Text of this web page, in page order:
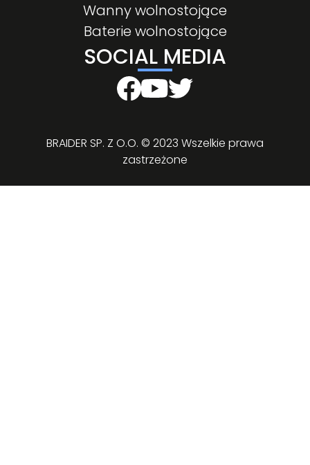
Wanny wolnostojące
Baterie wolnostojące
SOCIAL MEDIA
BRAIDER SP. Z O.O. © 2023 Wszelkie prawa
zastrzeżone